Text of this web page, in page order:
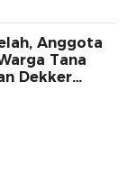
Anggota
Tana
Dekker